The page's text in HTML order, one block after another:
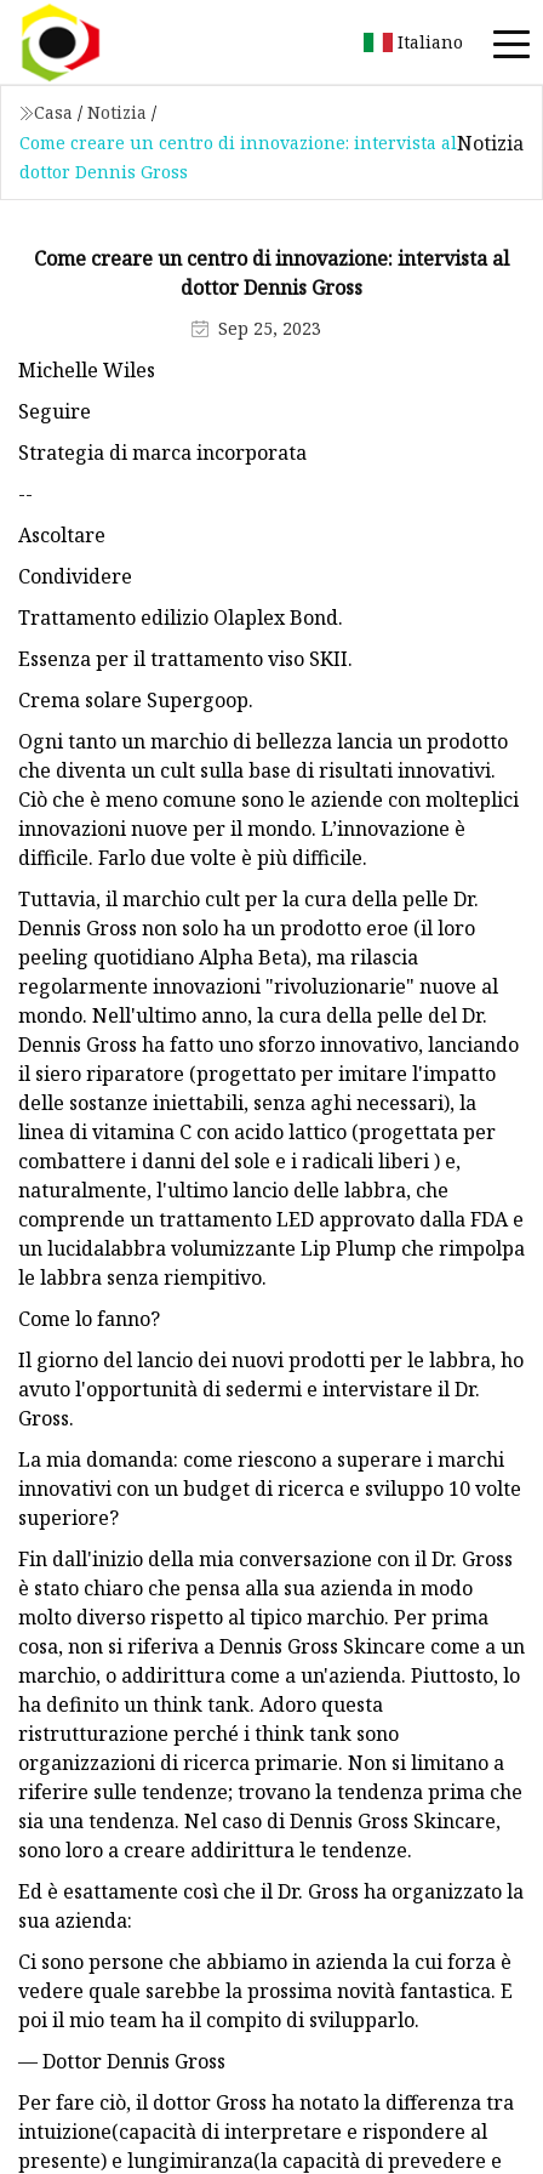
Italiano
Casa / Notizia /
Come creare un centro di innovazione: intervista al
dottor Dennis Gross
Notizia
Come creare un centro di innovazione: intervista al
dottor Dennis Gross
Sep 25, 2023
Michelle Wiles
Seguire
Strategia di marca incorporata
--
Ascoltare
Condividere
Trattamento edilizio Olaplex Bond.
Essenza per il trattamento viso SKII.
Crema solare Supergoop.
Ogni tanto un marchio di bellezza lancia un prodotto
che diventa un cult sulla base di risultati innovativi.
Ciò che è meno comune sono le aziende con molteplici
innovazioni nuove per il mondo. L’innovazione è
difficile. Farlo due volte è più difficile.
Tuttavia, il marchio cult per la cura della pelle Dr.
Dennis Gross non solo ha un prodotto eroe (il loro
peeling quotidiano Alpha Beta), ma rilascia
regolarmente innovazioni "rivoluzionarie" nuove al
mondo. Nell'ultimo anno, la cura della pelle del Dr.
Dennis Gross ha fatto uno sforzo innovativo, lanciando
il siero riparatore (progettato per imitare l'impatto
delle sostanze iniettabili, senza aghi necessari), la
linea di vitamina C con acido lattico (progettata per
combattere i danni del sole e i radicali liberi ) e,
naturalmente, l'ultimo lancio delle labbra, che
comprende un trattamento LED approvato dalla FDA e
un lucidalabbra volumizzante Lip Plump che rimpolpa
le labbra senza riempitivo.
Come lo fanno?
Il giorno del lancio dei nuovi prodotti per le labbra, ho
avuto l'opportunità di sedermi e intervistare il Dr.
Gross.
La mia domanda: come riescono a superare i marchi
innovativi con un budget di ricerca e sviluppo 10 volte
superiore?
Fin dall'inizio della mia conversazione con il Dr. Gross
è stato chiaro che pensa alla sua azienda in modo
molto diverso rispetto al tipico marchio. Per prima
cosa, non si riferiva a Dennis Gross Skincare come a un
marchio, o addirittura come a un'azienda. Piuttosto, lo
ha definito un think tank. Adoro questa
ristrutturazione perché i think tank sono
organizzazioni di ricerca primarie. Non si limitano a
riferire sulle tendenze; trovano la tendenza prima che
sia una tendenza. Nel caso di Dennis Gross Skincare,
sono loro a creare addirittura le tendenze.
Ed è esattamente così che il Dr. Gross ha organizzato la
sua azienda:
Ci sono persone che abbiamo in azienda la cui forza è
vedere quale sarebbe la prossima novità fantastica. E
poi il mio team ha il compito di svilupparlo.
— Dottor Dennis Gross
Per fare ciò, il dottor Gross ha notato la differenza tra
intuizione(capacità di interpretare e rispondere al
presente) e lungimiranza(la capacità di prevedere e